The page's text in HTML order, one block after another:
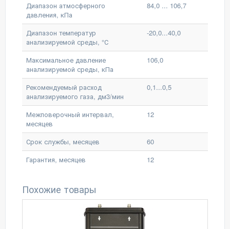
Диапазон атмосферного
давления, кПа
84,0 ... 106,7
Диапазон температур
анализируемой среды, °С
-20,0...40,0
Максимальное давление
анализируемой среды, кПа
106,0
Рекомендуемый расход
анализируемого газа, дм3/мин
0,1...0,5
Межповерочный интервал,
месяцев
12
Срок службы, месяцев
60
Гарантия, месяцев
12
Похожие товары